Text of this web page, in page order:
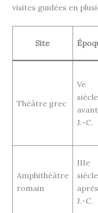
visites guidées en
Site
Théâtre grec
Ve
siècle
avant
J.-C.
Amphithéâtre
romain
IIIe
siècle
après
J.-C.